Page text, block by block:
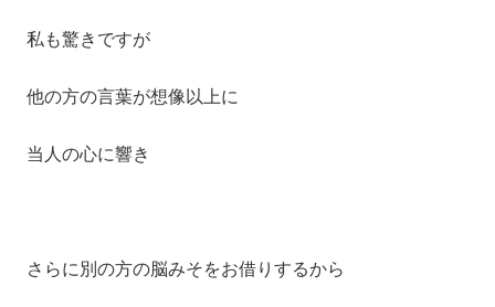
私も驚きですが
他の方の言葉が想像以上に
当人の心に響き
さらに別の方の脳みそをお借りするから